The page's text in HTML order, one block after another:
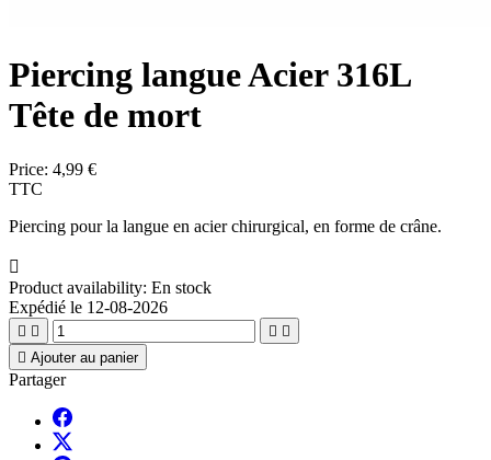
Piercing langue Acier 316L
Tête de mort
Price: 4,99 €
TTC
Piercing pour la langue en acier chirurgical, en forme de crâne.

Product availability: En stock
Expédié le 12-08-2026
   
 Ajouter au panier
Partager